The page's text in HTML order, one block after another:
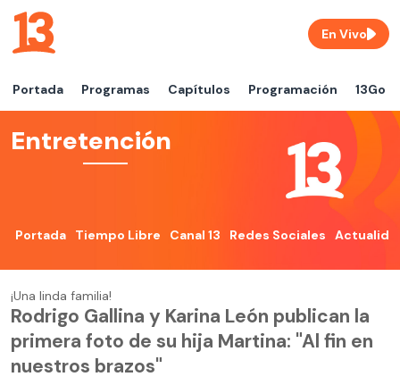
Portada Programas Capítulos Programación 13Go
En Vivo
Entretención
Portada Tiempo Libre Canal 13 Redes Sociales
¡Una linda familia!
Rodrigo Gallina y Karina León publican la
primera foto de su hija Martina: "Al fin en
nuestros brazos"